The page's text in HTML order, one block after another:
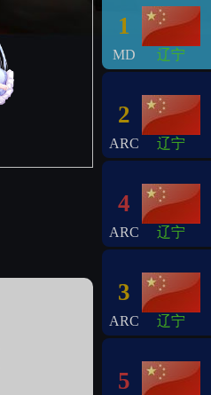
1
MD 辽宁
2
ARC 辽宁
4
ARC 辽宁
3
ARC 辽宁
5